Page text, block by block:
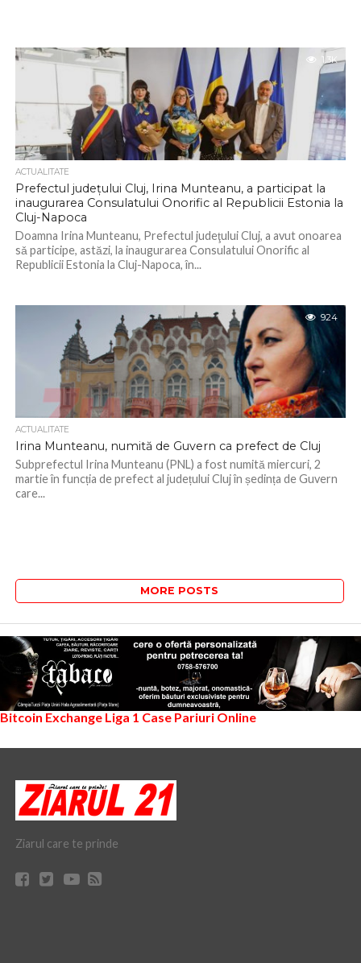
1.3K
ACTUALITATE
Prefectul județului Cluj, Irina Munteanu, a participat la
inaugurarea Consulatului Onorific al Republicii Estonia la
Cluj-Napoca
Doamna Irina Munteanu, Prefectul judeţului Cluj, a avut onoarea
sǎ participe, astăzi, la inaugurarea Consulatului Onorific al
Republicii Estonia la Cluj-Napoca, în...
924
ACTUALITATE
Irina Munteanu, numită de Guvern ca prefect de Cluj
Subprefectul Irina Munteanu (PNL) a fost numită miercuri, 2
martie în funcția de prefect al județului Cluj în ședința de Guvern
care...
MORE POSTS
Bitcoin Exchange Liga 1 Case Pariuri Online
Ziarul care te prinde